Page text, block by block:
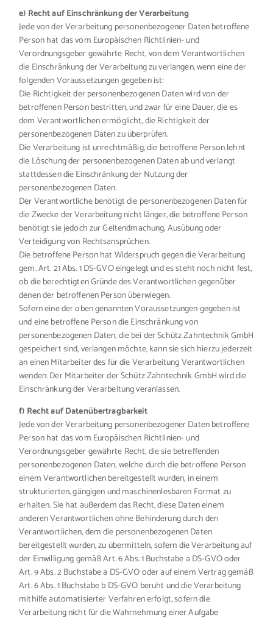
e) Recht auf Einschränkung der Verarbeitung
Jede von der Verarbeitung personenbezogener Daten betroffene
Person hat das vom Europäischen Richtlinien- und
Verordnungsgeber gewährte Recht, von dem Verantwortlichen
die Einschränkung der Verarbeitung zu verlangen, wenn eine der
folgenden Voraussetzungen gegeben ist:
Die Richtigkeit der personenbezogenen Daten wird von der
betroffenen Person bestritten, und zwar für eine Dauer, die es
dem Verantwortlichen ermöglicht, die Richtigkeit der
personenbezogenen Daten zu überprüfen.
Die Verarbeitung ist unrechtmäßig, die betroffene Person lehnt
die Löschung der personenbezogenen Daten ab und verlangt
stattdessen die Einschränkung der Nutzung der
personenbezogenen Daten.
Der Verantwortliche benötigt die personenbezogenen Daten für
die Zwecke der Verarbeitung nicht länger, die betroffene Person
benötigt sie jedoch zur Geltendmachung, Ausübung oder
Verteidigung von Rechtsansprüchen.
Die betroffene Person hat Widerspruch gegen die Verarbeitung
gem. Art. 21 Abs. 1 DS-GVO eingelegt und es steht noch nicht fest,
ob die berechtigten Gründe des Verantwortlichen gegenüber
denen der betroffenen Person überwiegen.
Sofern eine der oben genannten Voraussetzungen gegeben ist
und eine betroffene Person die Einschränkung von
personenbezogenen Daten, die bei der Schütz Zahntechnik GmbH
gespeichert sind, verlangen möchte, kann sie sich hierzu jederzeit
an einen Mitarbeiter des für die Verarbeitung Verantwortlichen
wenden. Der Mitarbeiter der Schütz Zahntechnik GmbH wird die
Einschränkung der Verarbeitung veranlassen.
f) Recht auf Datenübertragbarkeit
Jede von der Verarbeitung personenbezogener Daten betroffene
Person hat das vom Europäischen Richtlinien- und
Verordnungsgeber gewährte Recht, die sie betreffenden
personenbezogenen Daten, welche durch die betroffene Person
einem Verantwortlichen bereitgestellt wurden, in einem
strukturierten, gängigen und maschinenlesbaren Format zu
erhalten. Sie hat außerdem das Recht, diese Daten einem
anderen Verantwortlichen ohne Behinderung durch den
Verantwortlichen, dem die personenbezogenen Daten
bereitgestellt wurden, zu übermitteln, sofern die Verarbeitung auf
der Einwilligung gemäß Art. 6 Abs. 1 Buchstabe a DS-GVO oder
Art. 9 Abs. 2 Buchstabe a DS-GVO oder auf einem Vertrag gemäß
Art. 6 Abs. 1 Buchstabe b DS-GVO beruht und die Verarbeitung
mithilfe automatisierter Verfahren erfolgt, sofern die
Verarbeitung nicht für die Wahrnehmung einer Aufgabe